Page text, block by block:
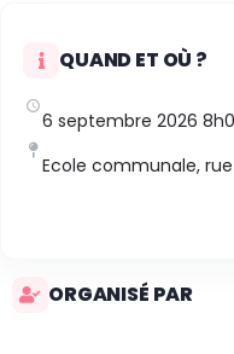
QUAND ET OÙ ?
6 septembre 2026
Ecole communale, rue
ORGANISÉ PAR